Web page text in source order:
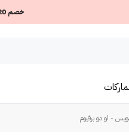
خصم 20٪ على طلبك الأول باستخدام كود NEW20
- او دو برفيوم